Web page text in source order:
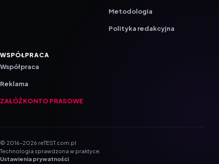
Metodologia
Polityka redakcyjna
WSPÓŁPRACA
Współpraca
Reklama
ZAŁÓŻ KONTO PRASOWE
© 2016–2026 reTEST.com.pl
Technologia sprawdzona w praktyce.
Ustawienia prywatności